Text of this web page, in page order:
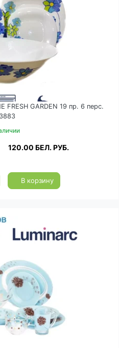
FRESH GARDEN 19 пр. 6 перс.
120.00 БЕЛ. РУБ.
В корзину